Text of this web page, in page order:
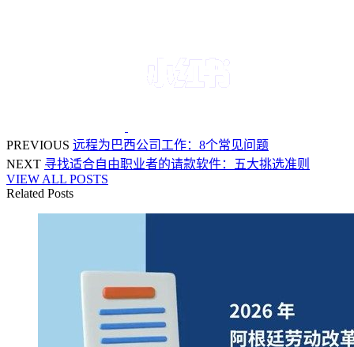
PREVIOUS 远程为巴西公司工作：8个常见问题
NEXT 寻找适合自由职业者的请款软件：五大挑选准则
VIEW ALL POSTS
Related Posts